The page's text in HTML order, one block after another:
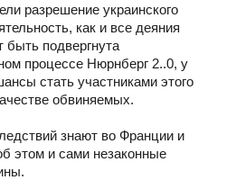
разрешение украинского
как и все деяния
быть подвергнута
процессе Нюрнберг 2..0, у
стать участниками этого
обвиняемых.
знают во Франции и
этом и сами незаконные